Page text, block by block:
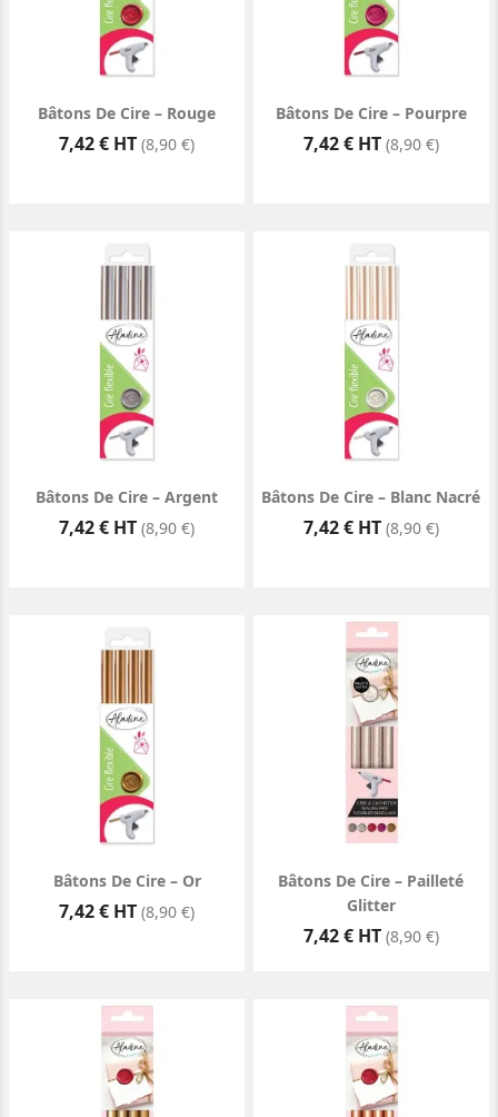
Bâtons De Cire – Rouge
Prix
7,42 € HT (8,90 €)
Bâtons De Cire – Pourpre
Prix
7,42 € HT (8,90 €)
Bâtons De Cire – Argent
Prix
7,42 € HT (8,90 €)
Bâtons De Cire – Blanc Nacré
Prix
7,42 € HT (8,90 €)
Bâtons De Cire – Or
Prix
7,42 € HT (8,90 €)
Bâtons De Cire – Pailleté
Glitter
Prix
7,42 € HT (8,90 €)